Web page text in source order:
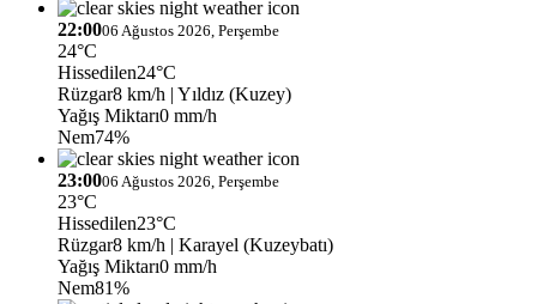
22:0006 Ağustos 2026, Perşembe
24°C
Hissedilen24°C
Rüzgar8 km/h | Yıldız (Kuzey)
Yağış Miktarı0 mm/h
Nem74%
23:0006 Ağustos 2026, Perşembe
23°C
Hissedilen23°C
Rüzgar8 km/h | Karayel (Kuzeybatı)
Yağış Miktarı0 mm/h
Nem81%